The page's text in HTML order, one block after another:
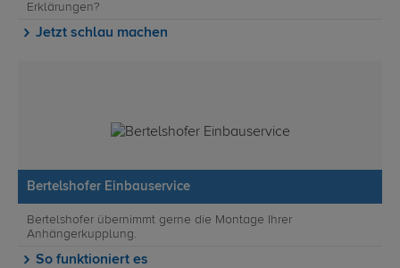
Erklärungen?
Jetzt schlau machen
Bertelshofer Einbauservice
Bertelshofer übernimmt gerne die Montage Ihrer
Anhängerkupplung.
So funktioniert es